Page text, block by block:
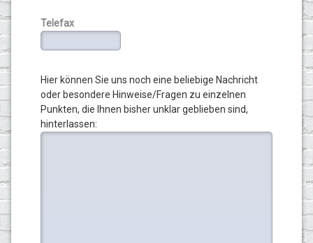
Telefax
Hier können Sie uns noch eine beliebige Nachricht
oder besondere Hinweise/Fragen zu einzelnen
Punkten, die Ihnen bisher unklar geblieben sind,
hinterlassen: